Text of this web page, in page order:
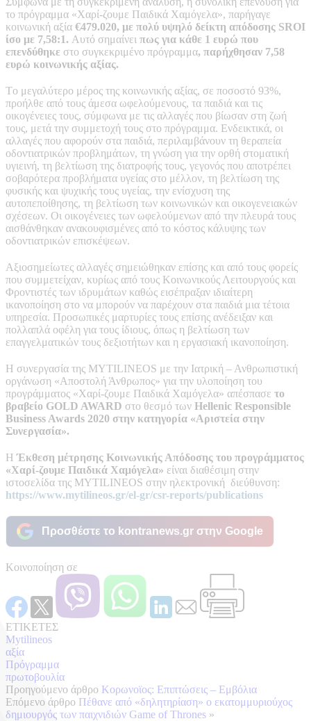
το πρόγραμμα «Χαρί-ζουμε Παιδικά Χαμόγελα», παρήγαγε
κοινωνική αξία €479.020, με πολύ υψηλό δείκτη απόδοσης SROI
ίσο με 7,58:1. Αυτό σημαίνει πως για κάθε 1 ευρώ που
επενδύθηκε στο συγκεκριμένο πρόγραμμα, παρήχθησαν 7,58
ευρώ κοινωνικής αξίας.
Tο μεγαλύτερο μέρος της κοινωνικής αξίας, σε ποσοστό 93%,
προήλθε από τους άμεσα ωφελούμενους, τα παιδιά και τις
οικογένειες τους, σύμφωνα με τις αλλαγές που βίωσαν στη ζωή
τους, μετά την συμμετοχή τους στο πρόγραμμα. Ενδεικτικά, οι
αλλαγές που αφορούν στα παιδιά, περιλαμβάνουν τη θεραπεία
οδοντιατρικών προβλημάτων, τη γνώση για την ορθή στοματική
υγιεινή, τη βελτίωση της διατροφής τους, γεγονός που αποτρέπει
σοβαρότερα προβλήματα υγείας στο μέλλον, τη βελτίωση της
φυσικής και ψυχικής τους υγείας, την ενίσχυση της
αυτοπεποίθησης, τη βελτίωση των κοινωνικών και οικογενειακών
σχέσεων. Οι οικογένειες των ωφελούμενων από την πλευρά τους
αισθάνθηκαν ανακουφισμένες από το κόστος κάλυψης των
οδοντιατρικών επισκέψεων.
Αξιοσημείωτες αλλαγές σημειώθηκαν επίσης και από τους φορείς
που συμμετείχαν, κυρίως από τους Κοινωνικούς Λειτουργούς και
Φροντιστές των ιδρυμάτων καθώς εισέπραξαν ιδιαίτερη
ικανοποίηση στο να μπορούν να παρέχουν στα παιδιά μια τέτοια
υπηρεσία. Προσωπικές μαρτυρίες τους επίσης ανέδειξαν και
πολλαπλά οφέλη για τους ίδιους, όπως η βελτίωση των
επαγγελματικών τους δεξιοτήτων και η εργασιακή ικανοποίηση.
Η συνεργασία της MYTILINEOS με την Ιατρική – Ανθρωπιστική
οργάνωση «Αποστολή Άνθρωπος» για την υλοποίηση του
προγράμματος «Χαρί-ζουμε Παιδικά Χαμόγελα» απέσπασε το
βραβείο GOLD AWARD στο θεσμό των Hellenic Responsible
Business Awards 2020 στην κατηγορία «Αριστεία στην
Συνεργασία».
ΗΈκθεση μέτρησης Κοινωνικής Απόδοσης του προγράμματος
«Χαρί-ζουμε Παιδικά Χαμόγελα» είναι διαθέσιμη στην
ιστοσελίδα της MYTILINEOS στην ηλεκτρονική διεύθυνση:
https://www.mytilineos.gr/el-gr/csr-reports/publications
Προσθέστε το kontranews.gr στην Google
Κοινοποίηση σε
ΕΤΙΚΕΤΕΣ
Mytilineos
αξία
Πρόγραμμα
πρωτοβουλία
Προηγούμενο άρθρο Κορωνοϊος: Επιπτώσεις – Εμβόλια
Επόμενο άρθρο Πέθανε από «δηλητηρίαση» ο εκατομμυριούχος
δημιουργός των παιχνιδιών Game of Thrones »